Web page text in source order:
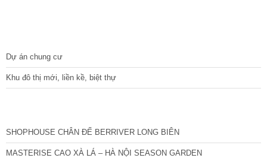
Dự án chung cư
Khu đô thị mới, liền kề, biệt thự
SHOPHOUSE CHÂN ĐẾ BERRIVER LONG BIÊN
MASTERISE CAO XÀ LÁ – HÀ NỘI SEASON GARDEN